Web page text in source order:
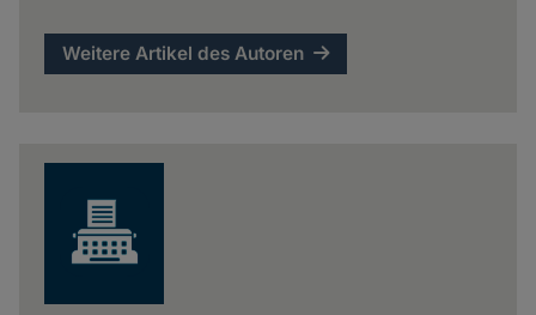
Weitere Artikel des Autoren